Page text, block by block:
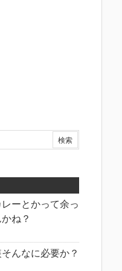
レーとかって余っ
ね？
んなに必要か？